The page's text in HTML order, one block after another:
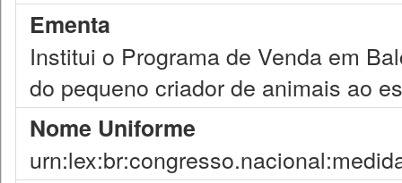
Ementa
Institui o Programa de Venda em
do pequeno criador de animais ao
Nome Uniforme